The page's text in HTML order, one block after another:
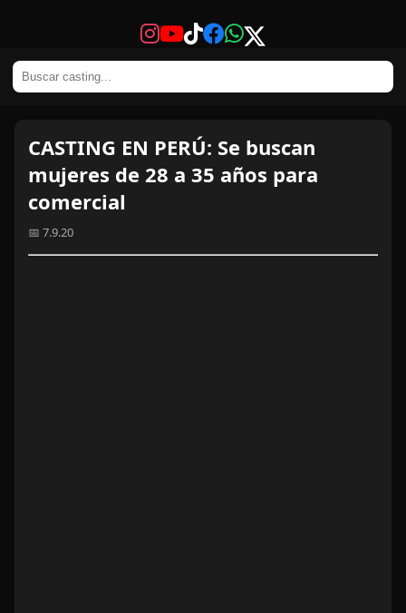
CASTING EN PERÚ: Se buscan
mujeres de 28 a 35 años para
comercial
📅 7.9.20